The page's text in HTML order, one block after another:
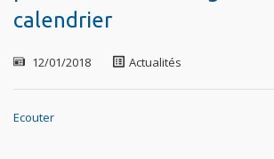
calendrier
12/01/2018 Actualités
Ecouter